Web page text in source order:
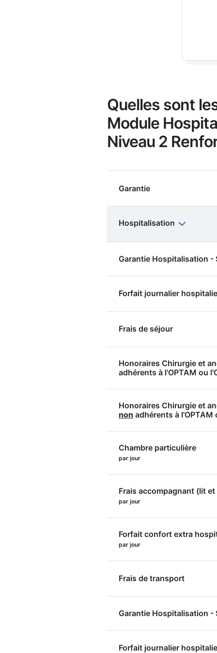
Quelles sont
Module
Niveau 2
Garantie
Hospitalisation
Garantie Hospitalisation
Forfait journalier
Frais de séjour
Honoraires Chirurgie et
adhérents à l'OPTAM ou
Honoraires Chirurgie et
non adhérents à l'OPTAM
Chambre particulière
par jour
Frais accompagnant (lit
par jour
Forfait confort extra
par jour
Frais de transport
Garantie Hospitalisation
Forfait journalier